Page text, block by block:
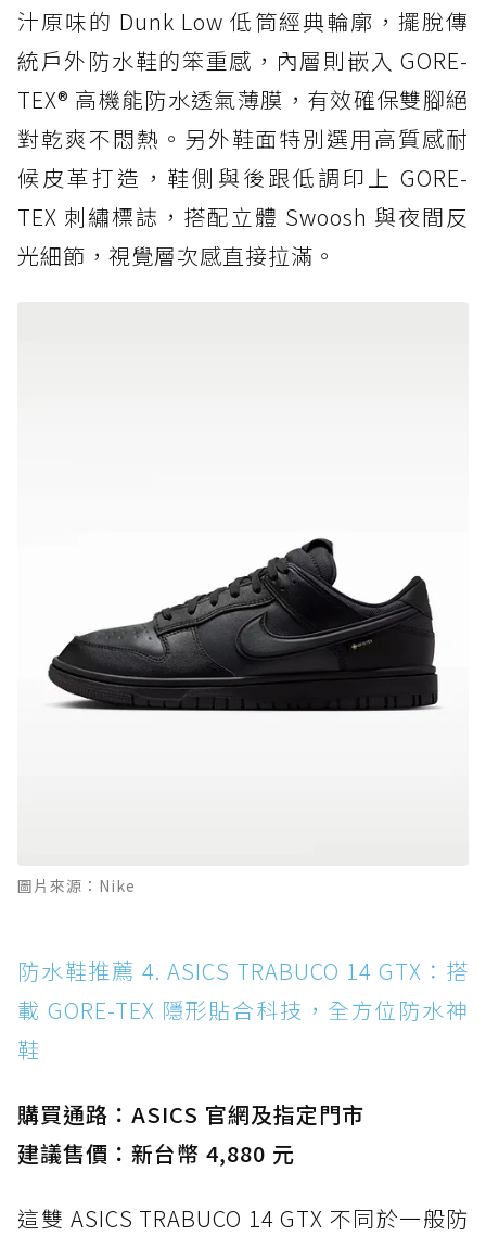
汁原味的 Dunk Low 低筒經典輪廓，擺脫傳
統戶外防水鞋的笨重感，內層則嵌入 GORE-
TEX® 高機能防水透氣薄膜，有效確保雙腳絕
對乾爽不悶熱。另外鞋面特別選用高質感耐
候皮革打造，鞋側與後跟低調印上 GORE-
TEX 刺繡標誌，搭配立體 Swoosh 與夜間反
光細節，視覺層次感直接拉滿。
圖片來源：Nike
防水鞋推薦 4. ASICS TRABUCO 14 GTX：搭
載 GORE-TEX 隱形貼合科技，全方位防水神
鞋
購買通路：ASICS 官網及指定門市
建議售價：新台幣 4,880 元
這雙 ASICS TRABUCO 14 GTX 不同於一般防